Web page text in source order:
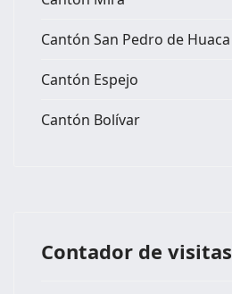
Cantón San Pedro de Huaca
Cantón Espejo
Cantón Bolívar
Contador de visitas